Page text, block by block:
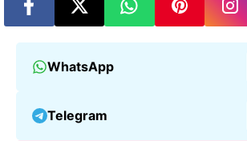
WhatsApp
Telegram